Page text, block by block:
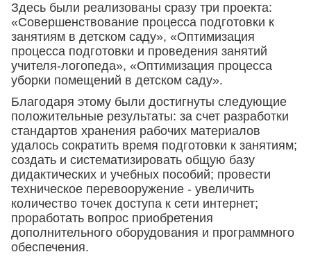
Здесь были реализованы сразу три проекта:
«Совершенствование процесса подготовки к
занятиям в детском саду», «Оптимизация
процесса подготовки и проведения занятий
учителя-логопеда», «Оптимизация процесса
уборки помещений в детском саду».
Благодаря этому были достигнуты следующие
положительные результаты: за счет разработки
стандартов хранения рабочих материалов
удалось сократить время подготовки к занятиям;
создать и систематизировать общую базу
дидактических и учебных пособий; провести
техническое перевооружение - увеличить
количество точек доступа к сети интернет;
проработать вопрос приобретения
дополнительного оборудования и программного
обеспечения.